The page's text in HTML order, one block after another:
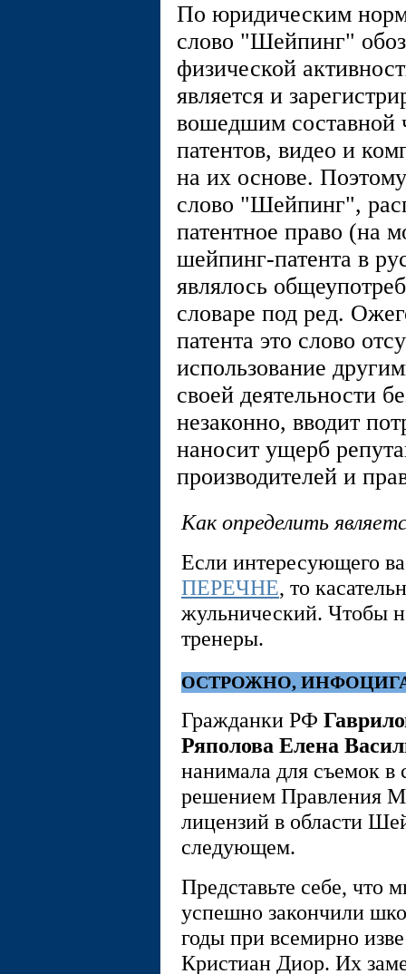
По юридическим
слово "Шейпинг"
физической
является и
вошедшим составной
патентов, видео и
на их основе.
слово "Шейпинг",
патентное право (на
шейпинг-патента в
являлось
словаре под ред.
патента это слово
использование
своей деятельности
незаконно, вводит
наносит ущерб
производителей и
Как определить
Если интересующего
ПЕРЕЧНЕ, то
жульнический. Чтобы
тренеры.
ОСТРОЖНО,
Гражданки РФ
Ряполова Елена
нанимала для съемок в
решением Правления
лицензий в области
следующем.
Представьте себе, что
успешно закончили
годы при всемирно
Кристиан Диор. Их